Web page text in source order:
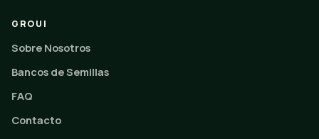
GROUI
Sobre Nosotros
Bancos de Semillas
FAQ
Contacto